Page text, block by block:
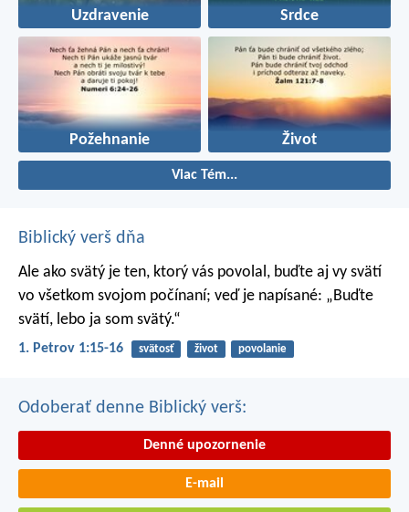
Uzdravenie Srdce
Požehnanie Život
Viac Tém...
Biblický verš dňa
Ale ako svätý je ten, ktorý vás povolal, buďte aj vy svätí
vo všetkom svojom počínaní; veď je napísané: „Buďte
svätí, lebo ja som svätý.“
1. Petrov 1:15-16 svätosť život povolanie
Odoberať denne Biblický verš:
Denné upozornenie
E-mail